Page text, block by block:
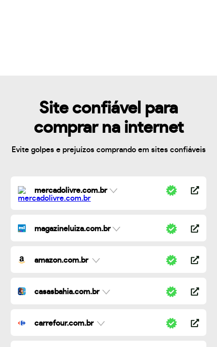
Site confiável para
comprar na internet
Evite golpes e prejuízos comprando em sites confiáveis
mercadolivre.com.br
magazineluiza.com.br
amazon.com.br
casasbahia.com.br
carrefour.com.br